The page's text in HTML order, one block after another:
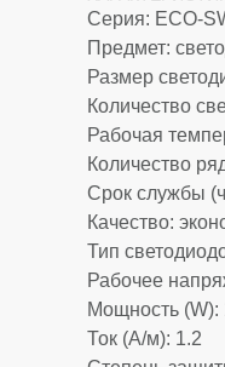
Серия: ECO-
Предмет:
Размер
Количество
Рабочая
Количество
Срок службы
Качество:
Тип
Рабочее
Мощность (W):
Ток (А/м): 1.2